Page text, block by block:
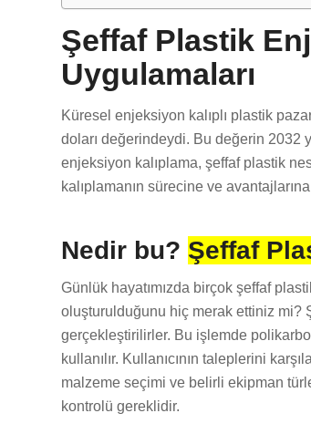
Şeffaf Plastik
Uygulamaları
Küresel enjeksiyon kalıplı plastik
doları değerindeydi. Bu değerin 2032
enjeksiyon kalıplama, şeffaf plastik
kalıplamanın sürecine ve avantajlarına
Nedir bu? Şeffaf
Günlük hayatımızda birçok şeffaf
oluşturulduğunu hiç merak ettiniz mi?
gerçekleştirilirler. Bu işlemde
kullanılır. Kullanıcının taleplerini
malzeme seçimi ve belirli ekipman
kontrolü gereklidir.